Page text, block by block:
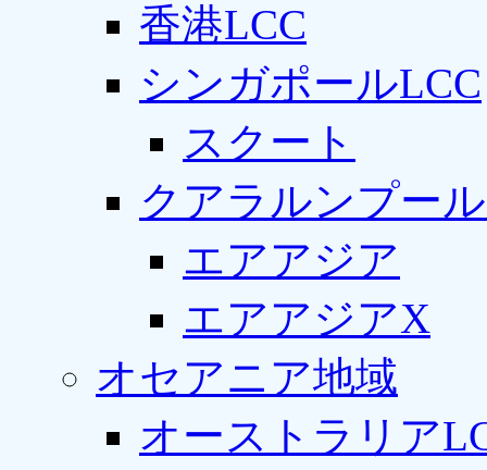
香港LCC
シンガポールLCC
スクート
クアラルンプー
エアアジア
エアアジアX
オセアニア地域
オーストラリア